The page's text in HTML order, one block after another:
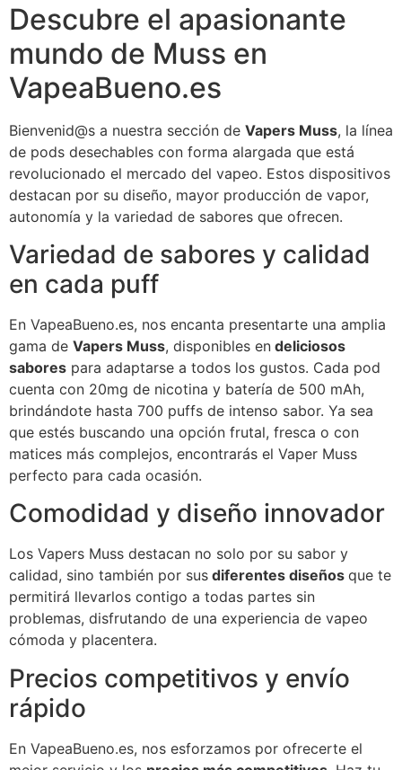
Descubre el apasionante
mundo de Muss en
VapeaBueno.es
Bienvenid@s a nuestra sección de Vapers Muss, la línea
de pods desechables con forma alargada que está
revolucionado el mercado del vapeo. Estos dispositivos
destacan por su diseño, mayor producción de vapor,
autonomía y la variedad de sabores que ofrecen.
Variedad de sabores y calidad
en cada puff
En VapeaBueno.es, nos encanta presentarte una amplia
gama de Vapers Muss, disponibles en deliciosos
sabores para adaptarse a todos los gustos. Cada pod
cuenta con 20mg de nicotina y batería de 500 mAh,
brindándote hasta 700 puffs de intenso sabor. Ya sea
que estés buscando una opción frutal, fresca o con
matices más complejos, encontrarás el Vaper Muss
perfecto para cada ocasión.
Comodidad y diseño innovador
Los Vapers Muss destacan no solo por su sabor y
calidad, sino también por sus diferentes diseños que te
permitirá llevarlos contigo a todas partes sin
problemas, disfrutando de una experiencia de vapeo
cómoda y placentera.
Precios competitivos y envío
rápido
En VapeaBueno.es, nos esforzamos por ofrecerte el